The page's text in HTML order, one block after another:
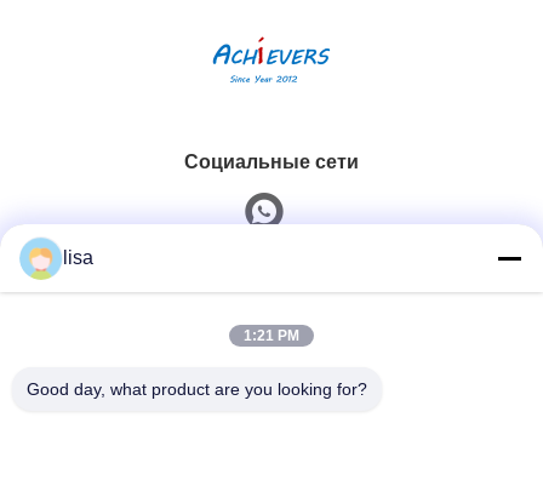
Социальные сети
0086-13828861501
lisa
1:21 PM
Good day, what product are you looking for?